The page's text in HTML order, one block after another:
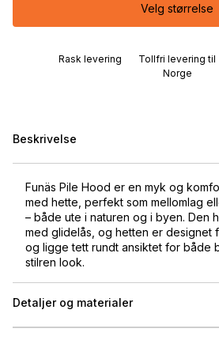
Velg størrelse
Rask levering
Tollfri levering til
Norge
Beskrivelse
Funäs Pile Hood er en myk og
med hette, perfekt som mellomlag
– både ute i naturen og i byen. Den
med glidelås, og hetten er designet
og ligge tett rundt ansiktet for både
stilren look.
Detaljer og materialer